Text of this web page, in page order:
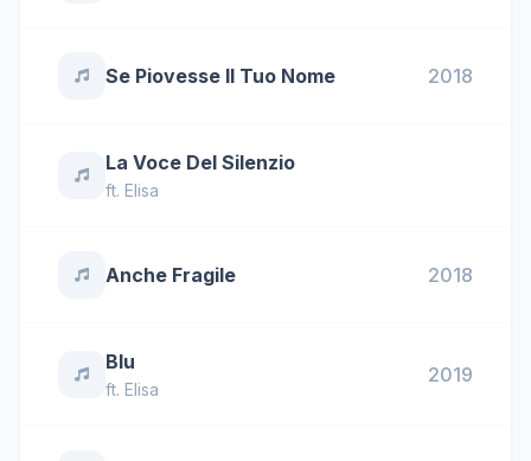
Se Piovesse Il Tuo Nome 2018
La Voce Del Silenzio
ft. Elisa
Anche Fragile 2018
Blu
ft. Elisa
2019